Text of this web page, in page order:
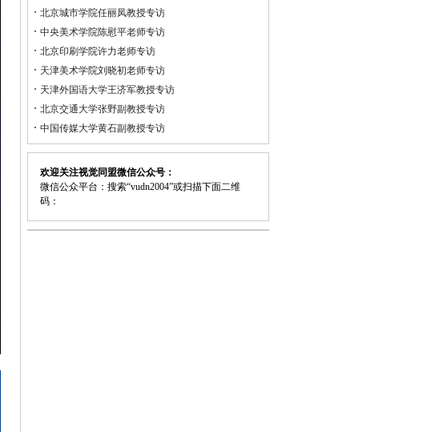
北京城市学院任丽凤教授专访
中央美术学院陈慰平老师专访
北京印刷学院许力老师专访
天津美术学院刘晓初老师专访
天津外国语大学王济军教授专访
北京交通大学张野副教授专访
中国传媒大学黄石副教授专访
欢迎关注视觉同盟微信公众号：
微信公众平台：搜索“vudn2004”或扫描下面二维
码：